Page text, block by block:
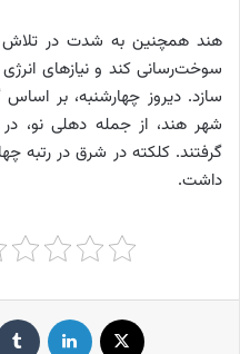
هند همچنین به شدت در تلاش
شهر هند، از جمله دهلی نو، در
گرفتند. کلکته در شرق در رتبه
داشت.
لینکدین